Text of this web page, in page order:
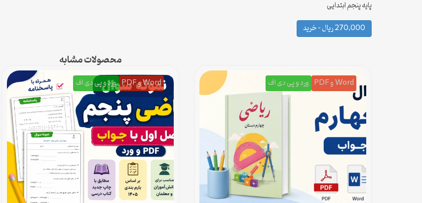
پایه پنجم ابتدایی
270,000 ریال – خرید
محصولات مشابه
Word و PDF ورد و پی دی اف Word و PDF ورد و پی دی اف